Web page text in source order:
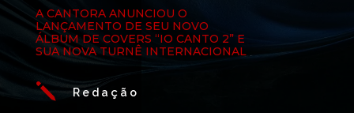
A CANTORA ANUNCIOU O
LANÇAMENTO DE SEU NOVO
ÁLBUM DE COVERS “IO CANTO 2” E
SUA NOVA TURNÊ INTERNACIONAL
j Redação